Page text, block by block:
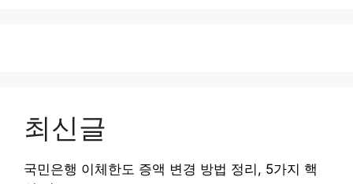
최신글
국민은행 이체한도 증액 변경 방법 정리, 5가지 핵